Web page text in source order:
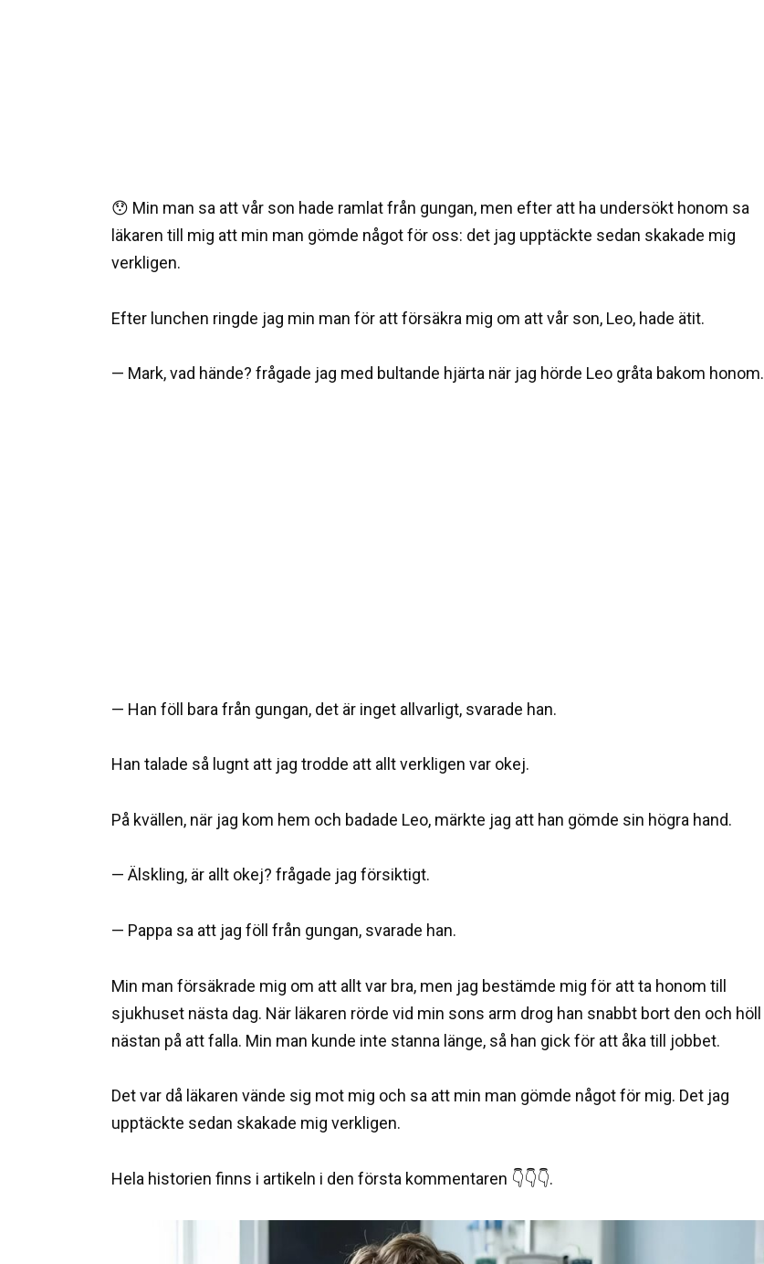
😯 Min man sa att vår son hade ramlat från gungan, men efter att ha undersökt honom sa
läkaren till mig att min man gömde något för oss: det jag upptäckte sedan skakade mig
verkligen.
Efter lunchen ringde jag min man för att försäkra mig om att vår son, Leo, hade ätit.
— Mark, vad hände? frågade jag med bultande hjärta när jag hörde Leo gråta bakom honom.
— Han föll bara från gungan, det är inget allvarligt, svarade han.
Han talade så lugnt att jag trodde att allt verkligen var okej.
På kvällen, när jag kom hem och badade Leo, märkte jag att han gömde sin högra hand.
— Älskling, är allt okej? frågade jag försiktigt.
— Pappa sa att jag föll från gungan, svarade han.
Min man försäkrade mig om att allt var bra, men jag bestämde mig för att ta honom till
sjukhuset nästa dag. När läkaren rörde vid min sons arm drog han snabbt bort den och höll
nästan på att falla. Min man kunde inte stanna länge, så han gick för att åka till jobbet.
Det var då läkaren vände sig mot mig och sa att min man gömde något för mig. Det jag
upptäckte sedan skakade mig verkligen.
Hela historien finns i artikeln i den första kommentaren 👇👇👇.